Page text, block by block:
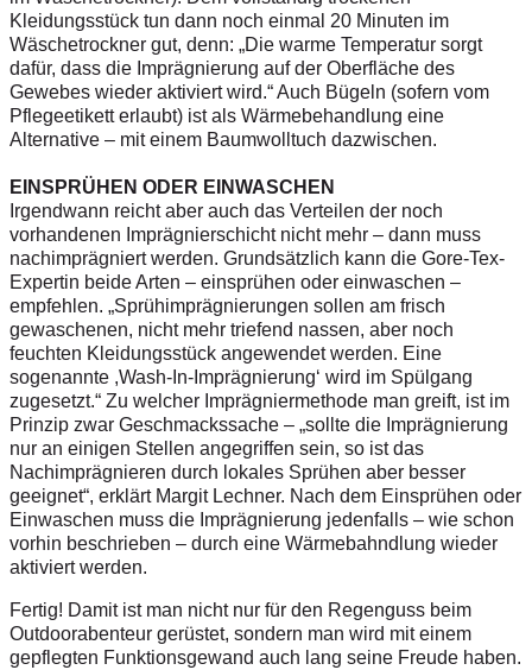
Kleidungsstück tun dann noch einmal 20 Minuten im
Wäschetrockner gut, denn: „Die warme Temperatur sorgt
dafür, dass die Imprägnierung auf der Oberfläche des
Gewebes wieder aktiviert wird.“ Auch Bügeln (sofern vom
Pflegeetikett erlaubt) ist als Wärmebehandlung eine
Alternative – mit einem Baumwolltuch dazwischen.
EINSPRÜHEN ODER EINWASCHEN
Irgendwann reicht aber auch das Verteilen der noch
vorhandenen Imprägnierschicht nicht mehr – dann muss
nachimprägniert werden. Grundsätzlich kann die Gore-Tex-
Expertin beide Arten – einsprühen oder einwaschen –
empfehlen. „Sprühimprägnierungen sollen am frisch
gewaschenen, nicht mehr triefend nassen, aber noch
feuchten Kleidungsstück angewendet werden. Eine
sogenannte ,Wash-In-Imprägnierung‘ wird im Spülgang
zugesetzt.“ Zu welcher Imprägniermethode man greift, ist im
Prinzip zwar Geschmackssache – „sollte die Imprägnierung
nur an einigen Stellen angegriffen sein, so ist das
Nachimprägnieren durch lokales Sprühen aber besser
geeignet“, erklärt Margit Lechner. Nach dem Einsprühen oder
Einwaschen muss die Imprägnierung jedenfalls – wie schon
vorhin beschrieben – durch eine Wärmebahndlung wieder
aktiviert werden.
Fertig! Damit ist man nicht nur für den Regenguss beim
Outdoorabenteur gerüstet, sondern man wird mit einem
gepflegten Funktionsgewand auch lang seine Freude haben.